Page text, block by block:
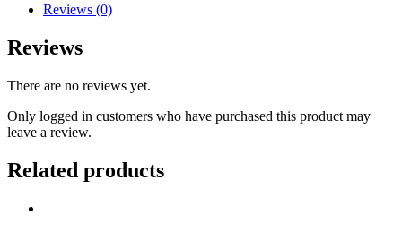
Reviews (0)
Reviews
There are no reviews yet.
Only logged in customers who have purchased this product may
leave a review.
Related products